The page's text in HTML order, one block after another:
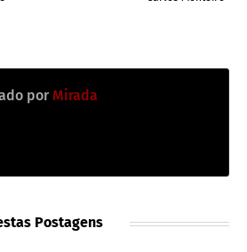
por Mirada
Postagens